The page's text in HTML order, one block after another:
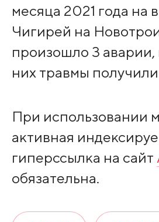
месяца 2021 года на
Чигирей на
произошло 3 аварии,
них травмы
При использовании
активная
гиперссылка на сайт
обязательна.